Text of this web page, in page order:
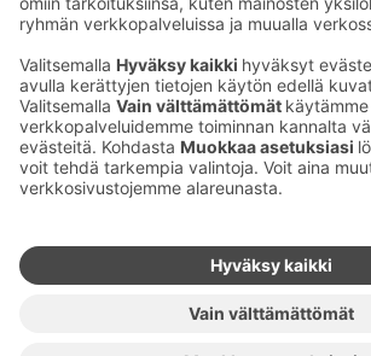
Ota yhteyttä
Hotellien yhteystiedot
Asiakaspalvelun yhteystiedot›
Palaute
Anna palautetta
Sokos
Tilaa
Saat Sokos
edut ja
Palkinnot ja sertifikaatit
Sokos
Sokos Hotels
Facebookissa
Sokos